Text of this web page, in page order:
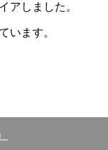
アしました。
います。